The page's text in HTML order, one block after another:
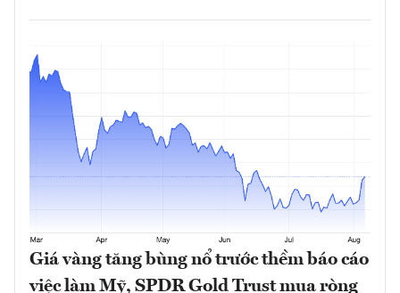
Giá vàng tăng bùng nổ trước thềm báo cáo
việc làm Mỹ, SPDR Gold Trust mua ròng